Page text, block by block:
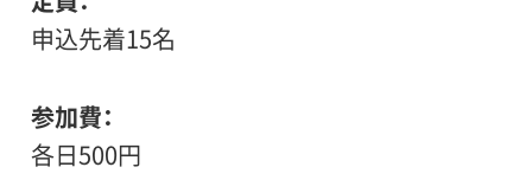
申込先着15名
参加費
各日500円